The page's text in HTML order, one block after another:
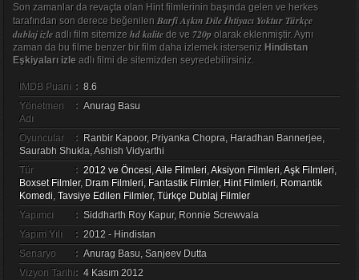
Son zamanlar da revaçta olan Hint filmlerinin başında gelen ve herkes
tarafından son derece beğenilen Barfi Aşkın Dile İhtiyacı Yoktur Türkçe
dublaj izleadlı film sitemize hd kalitede ve 720polarak eklenmiştir. Aynı
zaman da bu filme benzer bir film daha izlemek isterseniz Hindistan
Eşkiyaları izleadlı filmi de sitemizden seyredebilirsiniz.
IMDB Puanı : 8.6
Yönetmen
Adı
: Anurag Basu
Oyuncular : Ranbir Kapoor, Priyanka Chopra, Haradhan Bannerjee,
Saurabh Shukla, Ashish Vidyarthi
Tür
: 2012 ve Öncesi,Aile Filmleri,Aksiyon Filmleri,Aşk Filmleri,
Boxset Filmler, Dram Filmleri, Fantastik Filmler, Hint Filmleri, Romantik
Komedi, Tavsiye Edilen Filmler, Türkçe Dublaj Filmler
Yapımcı
: Siddharth Roy Kapur, Ronnie Screwvala
Yapım Yılı
: 2012 - Hindistan
Senaryo
: Anurag Basu, Sanjeev Dutta
Vizyon Tarihi: 4 Kasım 2012